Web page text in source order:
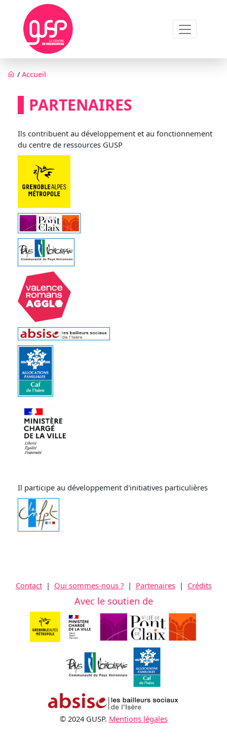
Aller au contenu principal
Fil d'Ariane
/Accueil
PARTENAIRES
Ils contribuent au développement et au fonctionnement
du centre de ressources GUSP
Il participe au développement d'initiatives particulières
Contact| Qui sommes-nous ?| Partenaires| Crédits
Avec le soutien de
© 2024 GUSP. Mentions légales